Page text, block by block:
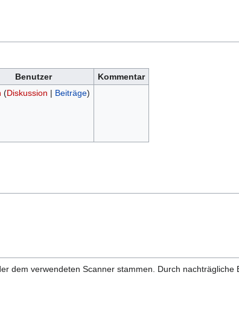
Benutzer
Kommentar
(Diskussion | Beiträge)
dem verwendeten Scanner stammen. Durch nachträgliche